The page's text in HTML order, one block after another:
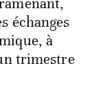
échanges
à
trimestre